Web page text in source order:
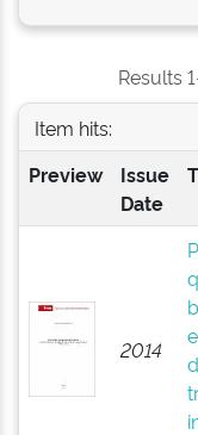
Results
Item hits:
Preview
Issue
Date
2014